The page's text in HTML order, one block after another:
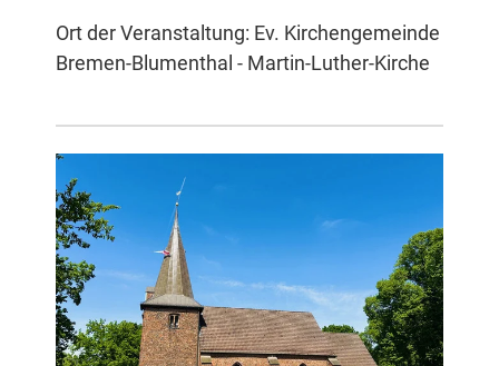
Ort der Veranstaltung: Ev. Kirchengemeinde
Bremen-Blumenthal - Martin-Luther-Kirche